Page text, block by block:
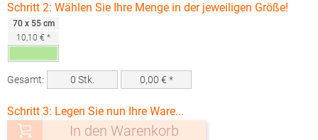
Schritt 2: Wählen Sie Ihre Menge in der jeweiligen Größe!
70 x 55 cm
10,10 € *
Gesamt: 0 Stk. 0,00 € *
Schritt 3: Legen Sie nun Ihre Ware...
In den Warenkorb